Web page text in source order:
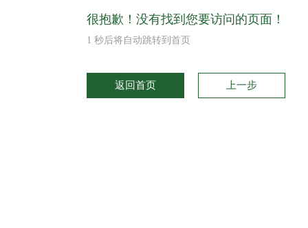
很抱歉！没有找到您要访问的页面！
1 秒后将自动跳转到首页
返回首页 上一步